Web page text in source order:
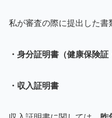
私が審査の際に提出した書
・身分証明書（健康保険証
・収入証明書